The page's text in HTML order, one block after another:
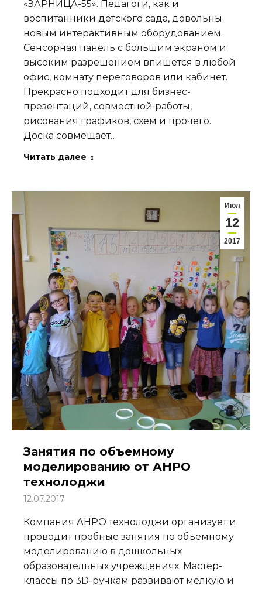
«ЗАРНИЦА-55». Педагоги, как и
воспитанники детского сада, довольны
новым интерактивным оборудованием.
Сенсорная панель с большим экраном и
высоким разрешением впишется в любой
офис, комнату переговоров или кабинет.
Прекрасно подходит для бизнес-
презентаций, совместной работы,
рисования графиков, схем и прочего.
Доска совмещает…
Читать далее
Июл
12
2017
Занятия по объемному
моделированию от АНРО
технолоджи
12.07.2017
Компания АНРО технолоджи организует и
проводит пробные занятия по объемному
моделированию в дошкольных
образовательных учреждениях. Мастер-
классы по 3D-ручкам развивают мелкую и